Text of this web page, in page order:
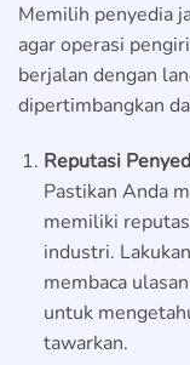
Memilih penyedia
agar operasi
berjalan dengan
dipertimbangkan
Reputasi
Pastikan Anda
memiliki
industri.
membaca
untuk
tawarkan.